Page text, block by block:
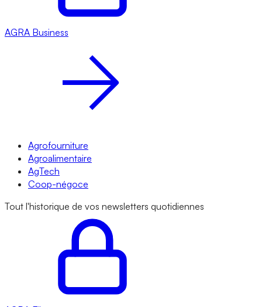
AGRA Business
Agrofourniture
Agroalimentaire
AgTech
Coop-négoce
Tout l'historique de vos newsletters quotidiennes